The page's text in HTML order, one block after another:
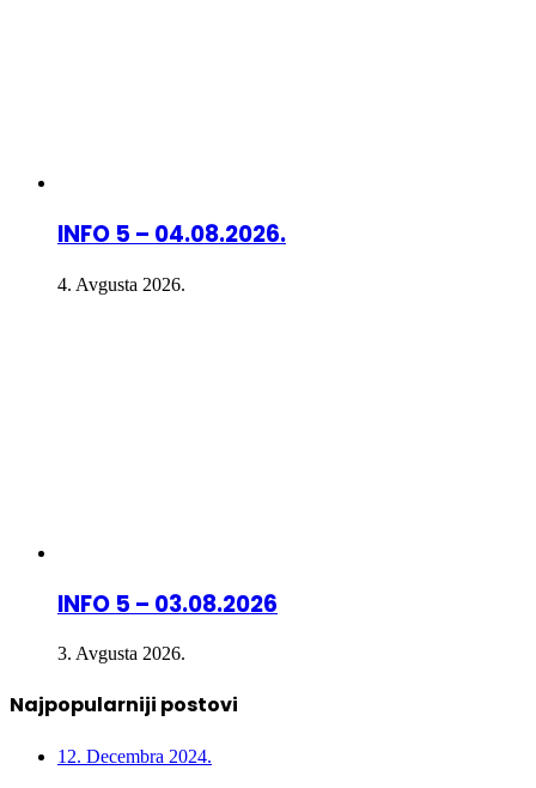
INFO 5 – 04.08.2026.
4. Avgusta 2026.
INFO 5 – 03.08.2026
3. Avgusta 2026.
Najpopularniji postovi
12. Decembra 2024.